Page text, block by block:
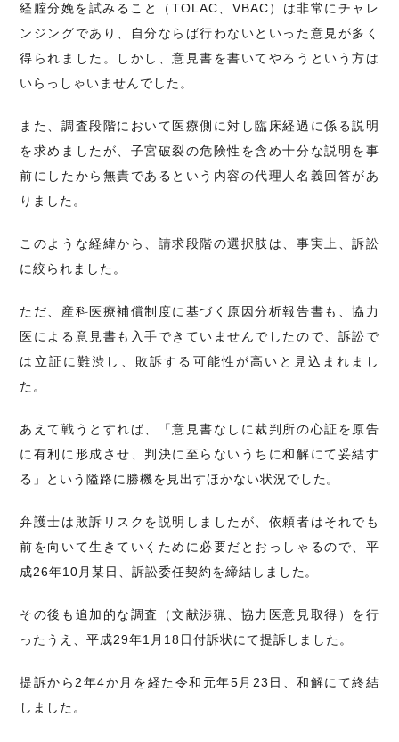
経腟分娩を試みること（TOLAC、VBAC）は非常にチャレ
ンジングであり、自分ならば行わないといった意見が多く
得られました。しかし、意見書を書いてやろうという方は
いらっしゃいませんでした。
また、調査段階において医療側に対し臨床経過に係る説明
を求めましたが、子宮破裂の危険性を含め十分な説明を事
前にしたから無責であるという内容の代理人名義回答があ
りました。
このような経緯から、請求段階の選択肢は、事実上、訴訟
に絞られました。
ただ、産科医療補償制度に基づく原因分析報告書も、協力
医による意見書も入手できていませんでしたので、訴訟で
は立証に難渋し、敗訴する可能性が高いと見込まれまし
た。
あえて戦うとすれば、「意見書なしに裁判所の心証を原告
に有利に形成させ、判決に至らないうちに和解にて妥結す
る」という隘路に勝機を見出すほかない状況でした。
弁護士は敗訴リスクを説明しましたが、依頼者はそれでも
前を向いて生きていくために必要だとおっしゃるので、平
成26年10月某日、訴訟委任契約を締結しました。
その後も追加的な調査（文献渉猟、協力医意見取得）を行
ったうえ、平成29年1月18日付訴状にて提訴しました。
提訴から2年4か月を経た令和元年5月23日、和解にて終結
しました。